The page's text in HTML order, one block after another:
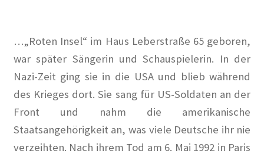
…„Roten Insel“ im Haus Leberstraße 65 geboren,
war später Sängerin und Schauspielerin. In der
Nazi-Zeit ging sie in die USA und blieb während
des Krieges dort. Sie sang für US-Soldaten an der
Front und nahm die amerikanische
Staatsangehörigkeit an, was viele Deutsche ihr nie
verzeihten. Nach ihrem Tod am 6. Mai 1992 in Paris